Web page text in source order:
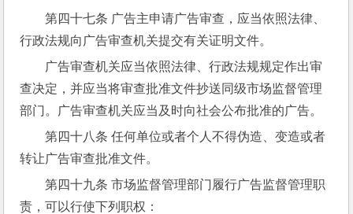
第四十七条 广告主申请广告审查，应当依照法律、
行政法规向广告审查机关提交有关证明文件。
广告审查机关应当依照法律、行政法规规定作出审
查决定，并应当将审查批准文件抄送同级市场监督管理
部门。广告审查机关应当及时向社会公布批准的广告。
第四十八条 任何单位或者个人不得伪造、变造或者
转让广告审查批准文件。
第四十九条 市场监督管理部门履行广告监督管理职
责，可以行使下列职权：